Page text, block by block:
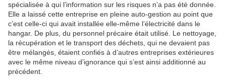
spécialisée à qui l’information sur les risques n’a pas été donnée.
Elle a laissé cette entreprise en pleine auto-gestion au point que
c’est celle-ci qui avait installée elle-même l’électricité dans le
hangar. De plus, du personnel précaire était utilisé. Le nettoyage,
la récupération et le transport des déchets, qui ne devaient pas
être mélangés, étaient confiés à d’autres entreprises extérieures
avec le même niveau d’ignorance qui s’est ainsi additionné au
précédent.